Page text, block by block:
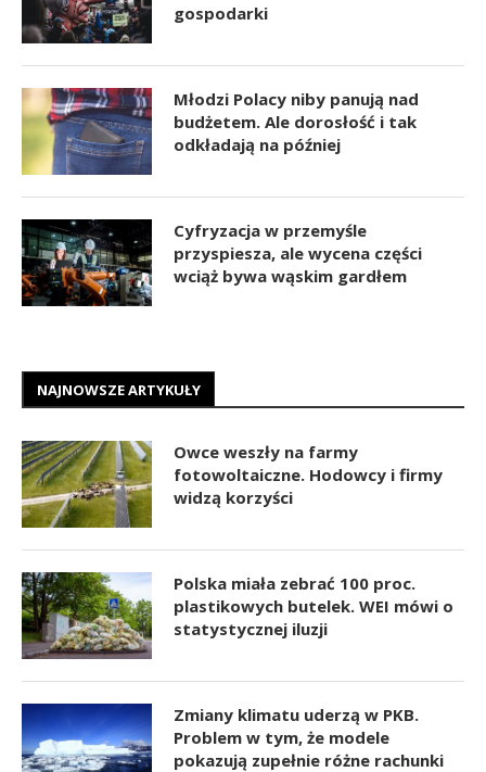
gospodarki
Młodzi Polacy niby panują nad
budżetem. Ale dorosłość i tak
odkładają na później
Cyfryzacja w przemyśle
przyspiesza, ale wycena części
wciąż bywa wąskim gardłem
NAJNOWSZE ARTYKUŁY
Owce weszły na farmy
fotowoltaiczne. Hodowcy i firmy
widzą korzyści
Polska miała zebrać 100 proc.
plastikowych butelek. WEI mówi o
statystycznej iluzji
Zmiany klimatu uderzą w PKB.
Problem w tym, że modele
pokazują zupełnie różne rachunki